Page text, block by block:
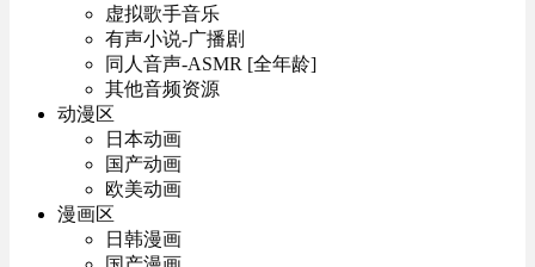
虚拟歌手音乐
有声小说-广播剧
同人音声-ASMR [全年龄]
其他音频资源
动漫区
日本动画
国产动画
欧美动画
漫画区
日韩漫画